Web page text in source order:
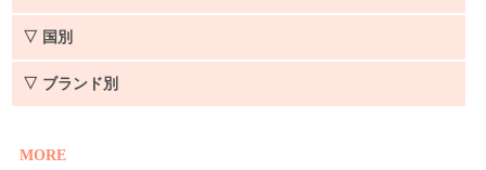
▽ 国別
▽ ブランド別
MORE